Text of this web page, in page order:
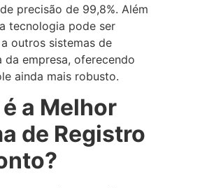
precisão de 99,8%. Além
tecnologia pode ser
outros sistemas de
da empresa, oferecendo
ainda mais robusto.
a Melhor
de Registro